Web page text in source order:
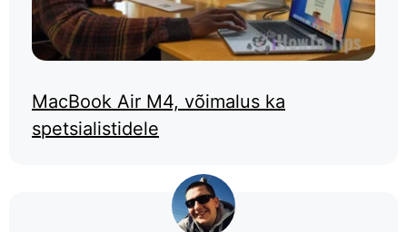
MacBook Air M4, võimalus ka
spetsialistidele